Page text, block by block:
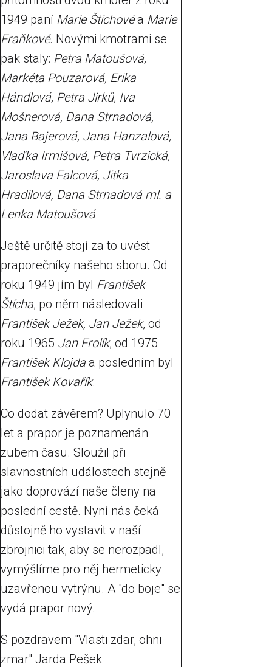
1949 paní Marie Štíchovéa Marie
Fraňkové. Novými kmotrami se
pak staly: Petra Matoušová,
Markéta Pouzarová, Erika
Hándlová, Petra Jirků, Iva
Mošnerová, Dana Strnadová,
Jana Bajerová, Jana Hanzalová,
Vlaďka Irmišová, Petra Tvrzická,
Jaroslava Falcová, Jitka
Hradilová, Dana Strnadová ml. a
Lenka Matoušová
Ještě určitě stojí za to uvést
praporečníky našeho sboru. Od
roku 1949 jím byl František
Štícha, po něm následovali
František Ježek, Jan Ježek, od
roku 1965 Jan Frolík, od 1975
František Klojda a posledním byl
František Kovařík.
Co dodat závěrem? Uplynulo 70
let a prapor je poznamenán
zubem času. Sloužil při
slavnostních událostech stejně
jako doprovází naše členy na
poslední cestě. Nyní nás čeká
důstojně ho vystavit v naší
zbrojnici tak, aby se nerozpadl,
vymýšlíme pro něj hermeticky
uzavřenou vytrýnu. A "do boje" se
vydá prapor nový.
S pozdravem "Vlasti zdar, ohni
zmar" Jarda Pešek